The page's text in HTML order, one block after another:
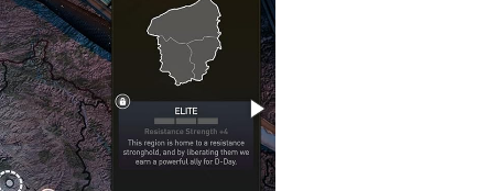
de Francia y batallas tácticas
es necesario matar a un enemigo
objetivo.